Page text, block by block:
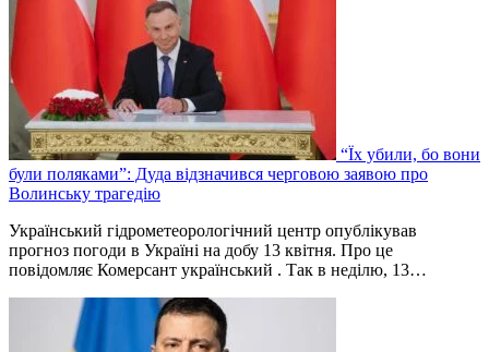
“Їх убили, бо вони
були поляками”: Дуда відзначився черговою заявою про
Волинську трагедію
Український гідрометеорологічний центр опублікував
прогноз погоди в Україні на добу 13 квітня. Про це
повідомляє Комерсант український . Так в неділю, 13…